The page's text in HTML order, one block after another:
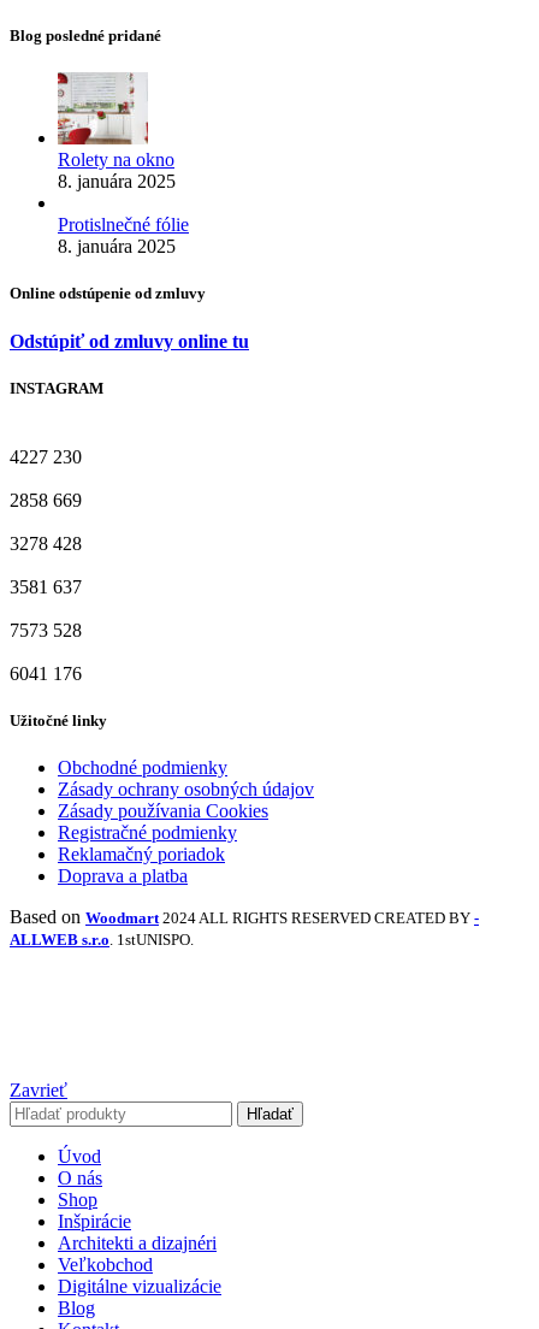
Blog posledné pridané
Rolety na okno
8. januára 2025
Protislnečné fólie
8. januára 2025
Online odstúpenie od zmluvy
Odstúpiť od zmluvy online tu
INSTAGRAM
4227 230
2858 669
3278 428
3581 637
7573 528
6041 176
Užitočné linky
Obchodné podmienky
Zásady ochrany osobných údajov
Zásady používania Cookies
Registračné podmienky
Reklamačný poriadok
Doprava a platba
Based on Woodmart 2024 ALL RIGHTS RESERVED CREATED BY -
ALLWEB s.r.o. 1stUNISPO.
Zavrieť
Hľadať
Úvod
O nás
Shop
Inšpirácie
Architekti a dizajnéri
Veľkobchod
Digitálne vizualizácie
Blog